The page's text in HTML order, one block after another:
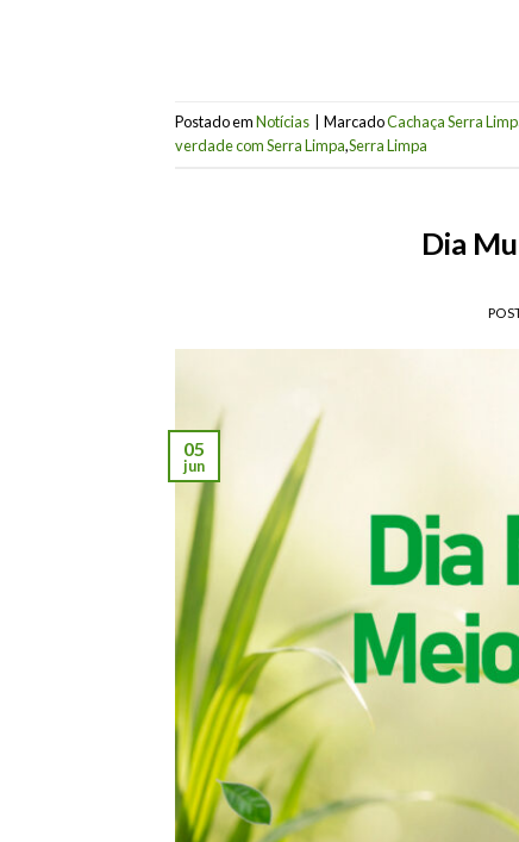
Postado emNotícias MarcadoCachaça Serra
verdade com Serra Limpa,Serra Limpa
Dia
05
jun